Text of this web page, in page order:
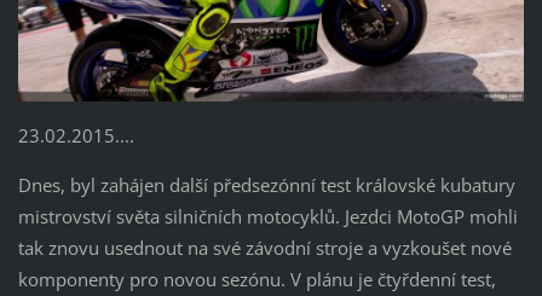
23.02.2015....
Dnes, byl zahájen další předsezónní test královské kubatury
mistrovství světa silničních motocyklů. Jezdci MotoGP mohli
tak znovu usednout na své závodní stroje a vyzkoušet nové
komponenty pro novou sezónu. V plánu je čtyřdenní test,